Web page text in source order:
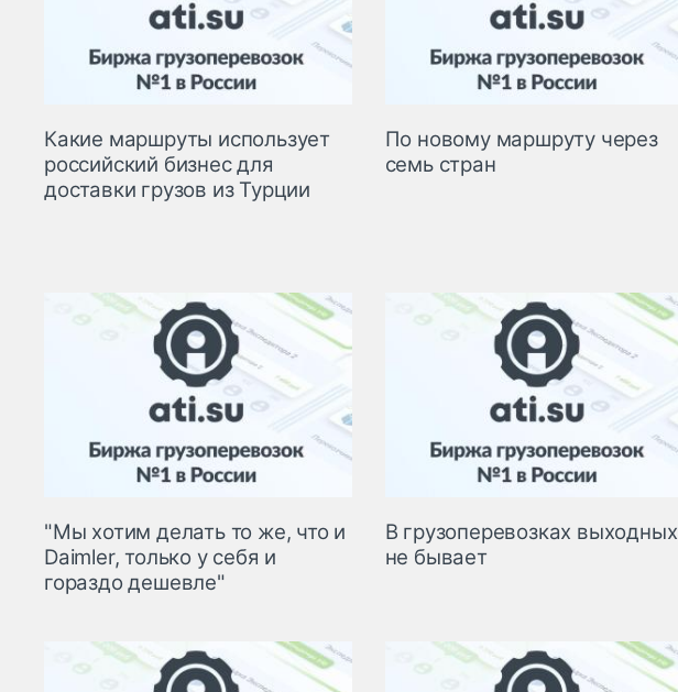
Какие маршруты использует
российский бизнес для
доставки грузов из Турции
По новому маршруту через
семь стран
"Мы хотим делать то же, что и
Daimler, только у себя и
гораздо дешевле"
В грузоперевозках выходных
не бывает